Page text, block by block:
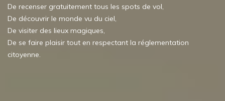
De recenser gratuitement tous les spots de vol,
De découvrir le monde vu du ciel,
De visiter des lieux magiques,
De se faire plaisir tout en respectant la réglementation
citoyenne.